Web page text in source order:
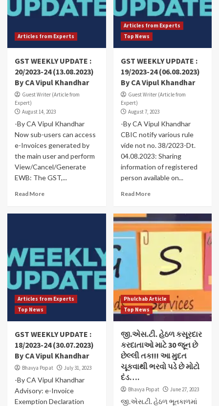
Articles from Experts
GST WEEKLY UPDATE :
20/2023-24 (13.08.2023)
By CA Vipul Khandhar
Guest Writer (Article from
Expert)
August 14, 2023
-By CA Vipul Khandhar
Now sub-users can access
e-Invoices generated by
the main user and perform
View/Cancel/Generate
EWB: The GST,...
Read More
Articles from Experts
Top News
GST WEEKLY UPDATE :
19/2023-24 (06.08.2023)
By CA Vipul Khandhar
Guest Writer (Article from
Expert)
August 7, 2023
-By CA Vipul Khandhar
CBIC notify various rule
vide not no. 38/2023-Dt.
04.08.2023: Sharing
information of registered
person available on...
Read More
Articles from Experts
Top News
GST WEEKLY UPDATE :
18/2023-24 (30.07.2023)
By CA Vipul Khandhar
Bhavya Popat July 31, 2023
-By CA Vipul Khandhar
Advisory: e-Invoice
Exemption Declaration
Phulchab Article
Top News
જી.એસ.ટી. હેઠળ કસૂરદાર
કરદાતાઓ માટે 30 જૂન છે
છેલ્લી તક!!! આ મુદત
ચૂકવાથી ભરવો પડે છે મોટો
દંડ….
Bhavya Popat June 27, 2023
જી.એસ.ટી. હેઠળ ભૂતકાળમાં